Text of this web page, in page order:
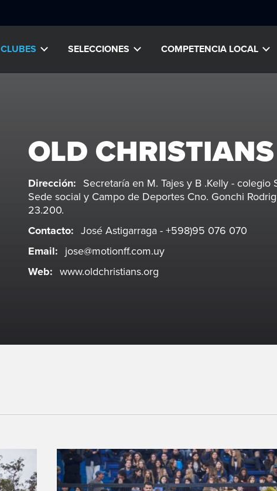
CLUBES SELECCIONES COMPETENCIA LOCAL
OLD CHRISTIANS
Dirección:
Secretaría en M. Tajes y B .Kelly - colegio
Sede social y Campo de Deportes Cno. Gonchi
23.200.
Contacto: José Astigarraga - +598)95 076 070
Email:
jose@motionff.com.uy
Web: www.oldchristians.org